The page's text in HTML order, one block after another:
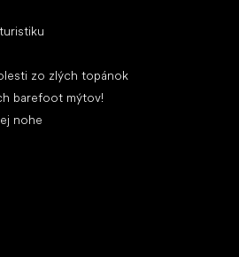
zo zlých topánok
barefoot mýtov!
nohe